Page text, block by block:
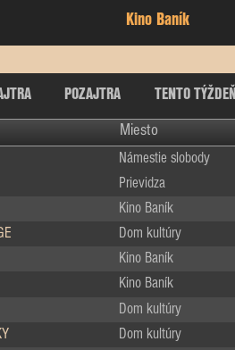
Kino Baník
POZAJTRA TENTO TÝŽDEŇ
Miesto
Námestie slobody
Prievidza
Kino Baník
Dom kultúry
Kino Baník
Kino Baník
Dom kultúry
Dom kultúry